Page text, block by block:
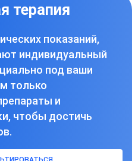
терапия
показаний,
индивидуальный
под ваши
только
и
чтобы достичь